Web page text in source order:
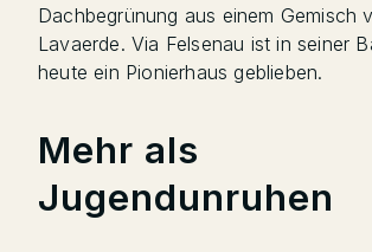
Dachbegrünung aus einem Gemisch
Lavaerde. Via Felsenau ist in seiner
heute ein Pionierhaus geblieben.
Mehr als
Jugendunruhen